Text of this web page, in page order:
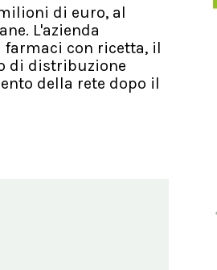
di euro, al
L'azienda
farmaci con ricetta, il
di distribuzione
della rete dopo il